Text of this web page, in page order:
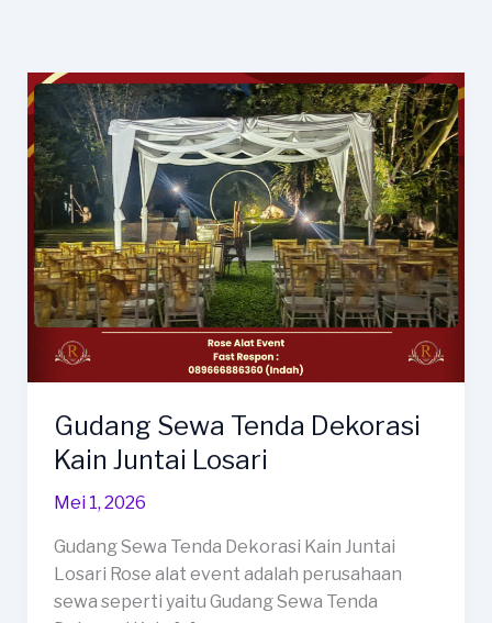
Gudang Sewa Tenda Dekorasi
Kain Juntai Losari
Mei 1, 2026
Gudang Sewa Tenda Dekorasi Kain Juntai
Losari Rose alat event adalah perusahaan
sewa seperti yaitu Gudang Sewa Tenda